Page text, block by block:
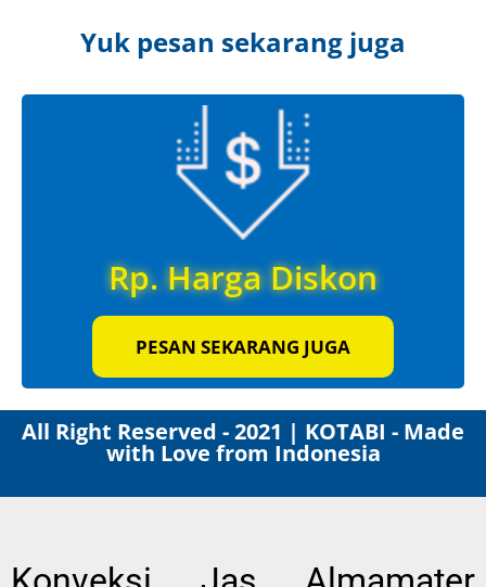
Yuk pesan sekarang juga
Rp. Harga Diskon
PESAN SEKARANG JUGA
All Right Reserved - 2021 | KOTABI - Made
with Love from Indonesia